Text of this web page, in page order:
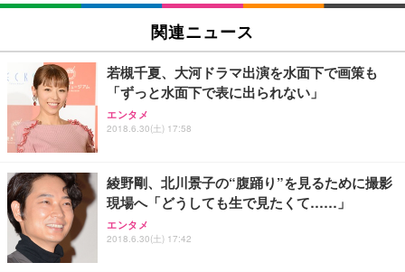
[EdoErgo] オフィスチェア 椅子 テレワーク 疲れな
い 跳ね上げ式アームレスト コンパクト 約105度ロッ
キング pc 事務椅子 360度回転 座面昇降 強化ナイロ
ン樹脂ベース 通気性メッシュ 在宅ワーク H-WY01
(黒網+黒枠+黒足)
￥5,699
SIHOO B100 オフィスチェア／デスクチェア メッシ
Sezlife オフィスチェア デスクチェア 疲れない テレ
ワーク チェア 強化バックレスト 30度ロッキング機
EIZO ビジネス向けプレミアムモニター | FlexScan
EV3240X-WT | 31.5型4K UHD・USB Type-C・ホワ
￥105,595
EIZO ビジネス向けプレミアムモニター | FlexScan
EV2740X-WT | 27.0型4K UHD・USB Type-C・ホワ
￥109,572
【純正品】27"ゲーミングモニター DualSense 充電
フック付き（CFI-ZDM1J）
Amazonベーシック ペットシーツ 薄型 レギュラー 1
回使い捨て 無香料 ホワイト 300枚
￥3,373
Amazonベーシック ペットシーツ 厚型 ワイド 42枚
ネオ・ルーライフ ネオ・オムツ L 中型犬用 26枚入
関連ニュース
若槻千夏、大河ドラマ出演を水面下で画策も
「ずっと水面下で表に出られない」
エンタメ
2018.6.30(土) 17:58
綾野剛、北川景子の“腹踊り”を見るために撮影
現場へ「どうしても生で見たくて……」
エンタメ
2018.6.30(土) 17:42